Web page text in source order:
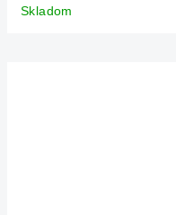
Skladom